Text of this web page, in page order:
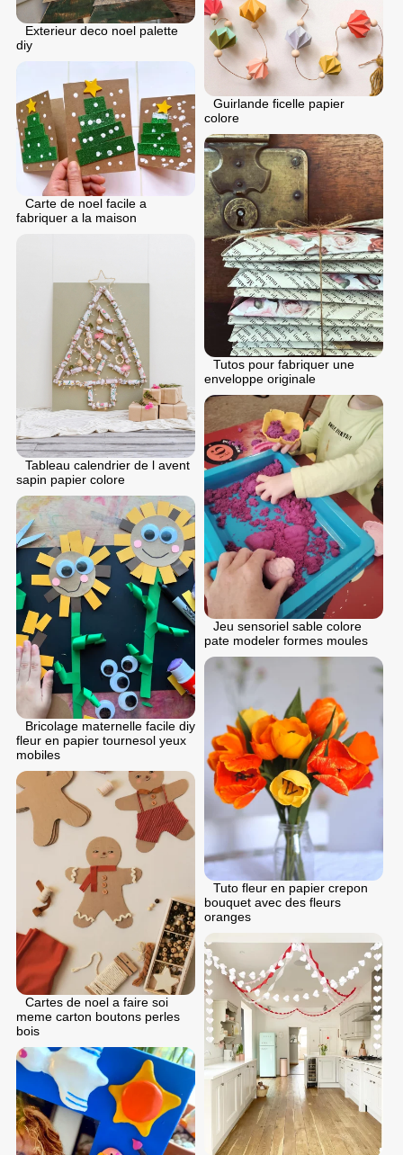
Exterieur deco noel palette
diy
Guirlande ficelle papier
colore
Carte de noel facile a
fabriquer a la maison
Tutos pour fabriquer une
enveloppe originale
Tableau calendrier de l avent
sapin papier colore
Jeu sensoriel sable colore
pate modeler formes moules
Bricolage maternelle facile diy
fleur en papier tournesol yeux
mobiles
Tuto fleur en papier crepon
bouquet avec des fleurs
oranges
Cartes de noel a faire soi
meme carton boutons perles
bois